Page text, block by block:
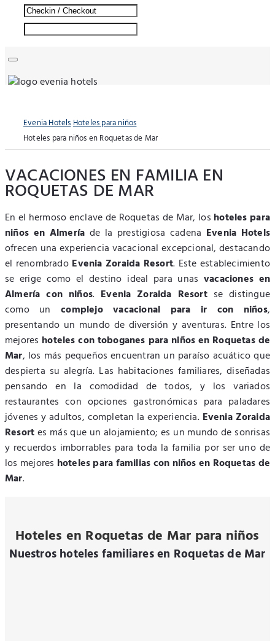
Evenia HotelsHoteles para niños
Hoteles para niños en Roquetas de Mar
VACACIONES EN FAMILIA EN
ROQUETAS DE MAR
En el hermoso enclave de Roquetas de Mar, los hoteles para
niños en Almería de la prestigiosa cadena Evenia Hotels
ofrecen una experiencia vacacional excepcional, destacando
el renombrado Evenia Zoraida Resort. Este establecimiento
se erige como el destino ideal para unas vacaciones en
Almería con niños. Evenia Zoraida Resortse distingue
como uncomplejo vacacional para ir con niños,
presentando un mundo de diversión y aventuras. Entre los
mejores hoteles con toboganes para niños en Roquetas de
Mar, los más pequeños encuentran un paraíso acuático que
despierta su alegría. Las habitaciones familiares, diseñadas
pensando en la comodidad de todos, y los variados
restaurantes con opciones gastronómicas para paladares
jóvenes y adultos, completan la experiencia. Evenia Zoraida
Resortes más que un alojamiento; es un mundo de sonrisas
y recuerdos imborrables para toda la familia por ser uno de
los mejores hoteles para familias con niños en Roquetas de
Mar.
Hoteles en Roquetas de Mar para niños
Nuestros hoteles familiares en Roquetas de Mar